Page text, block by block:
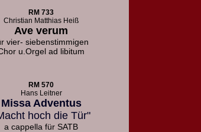
RM 733
Christian Matthias Heiß
Ave verum
vier- siebenstimmigen
u. Orgel ad libitum
RM 570
Hans Leitner
Missa Adventus
hoch die Tür"
a cappella für SATB